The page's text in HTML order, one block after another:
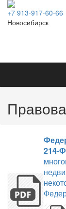
+7 913-917-60-66
Новосибирск
214-